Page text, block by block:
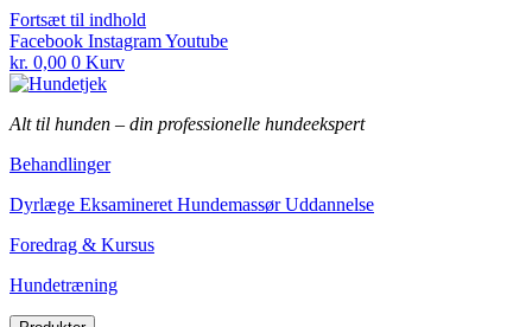
Fortsæt til indhold
Facebook InstagramYoutube
kr. 0,00 0 Kurv
Alt til hunden – din professionelle hundeekspert
Behandlinger
Dyrlæge Eksamineret Hundemassør Uddannelse
Foredrag & Kursus
Hundetræning